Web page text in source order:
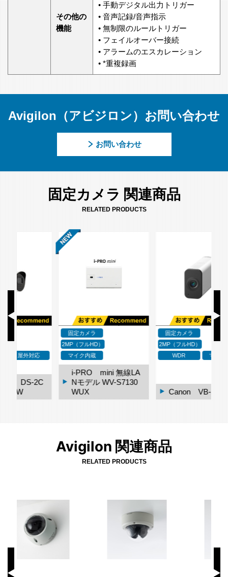
その他の
機能
• 手動デジタル出力トリガー
• 音声記録/音声指示
• 無制限のルールトリガー
• フェイルオーバー接続
• アラームのエスカレーション
• *重複録画
Avigilon（アビジロン）お問い合わせ
お問い合わせ
固定カメラ 関連商品
RELATED PRODUCTS
固定カメラ
2MP（フルHD）
マイク内蔵
i-PRO mini 無線LA
Nモデル WV-S7130
固定カメラ
2MP（フルHD）
マイク内蔵
Canon VB-S910F
Avigilon 関連商品
RELATED PRODUCTS